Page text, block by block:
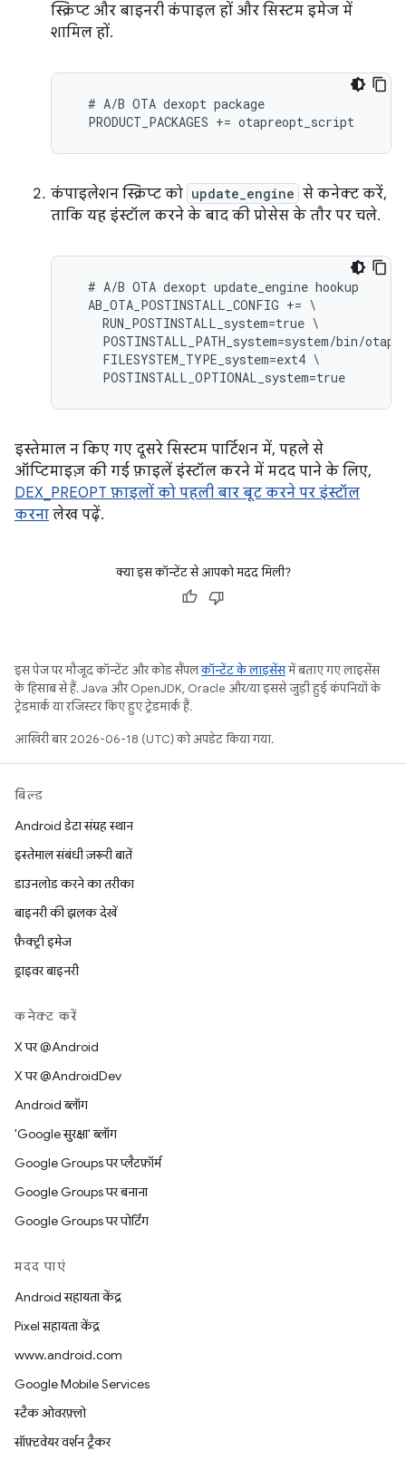
स्क्रिप्ट और बाइनरी कंपाइल हों और सिस्टम इमेज में
शामिल हों.
  # A/B OTA dexopt package
कंपाइलेशन स्क्रिप्ट को update_engine से कनेक्ट करें,
ताकि यह इंस्टॉल करने के बाद की प्रोसेस के तौर पर चले.
  # A/B OTA dexopt update_engine hookup
  AB_OTA_POSTINSTALL_CONFIG += \
    RUN_POSTINSTALL_system=true \
POSTINSTALL_PATH_system=system/bin/
    FILESYSTEM_TYPE_system=ext4 \
इस्तेमाल न किए गए दूसरे सिस्टम पार्टिशन में, पहले से
ऑप्टिमाइज़ की गई फ़ाइलें इंस्टॉल करने में मदद पाने के लिए,
DEX_PREOPT फ़ाइलों को पहली बार बूट करने पर इंस्टॉल
करना लेख पढ़ें.
क्या इस कॉन्टेंट से आपको मदद मिली?
इस पेज पर मौजूद कॉन्टेंट और कोड सैंपलकॉन्टेंट के लाइसेंसमें बताए गए लाइसेंस
के हिसाब से हैं. Java और OpenJDK, Oracle और/या इससे जुड़ी हुई कंपनियों के
ट्रेडमार्क या रजिस्टर किए हुए ट्रेडमार्क हैं.
आखिरी बार 2026-06-18 (UTC) को अपडेट किया गया.
बिल्ड
Android डेटा संग्रह स्थान
इस्तेमाल संबंधी ज़रूरी बातें
डाउनलोड करने का तरीका
बाइनरी की झलक देखें
फ़ैक्ट्री इमेज
ड्राइवर बाइनरी
कनेक्ट करें
X पर @Android
X पर @AndroidDev
Android ब्लॉग
'Google सुरक्षा' ब्लॉग
Google Groups पर प्लैटफ़ॉर्म
Google Groups पर बनाना
Google Groups पर पोर्टिंग
मदद पाएं
Android सहायता केंद्र
Pixel सहायता केंद्र
www.android.com
Google Mobile Services
स्टैक ओवरफ़्लो
सॉफ़्टवेयर वर्शन ट्रैकर